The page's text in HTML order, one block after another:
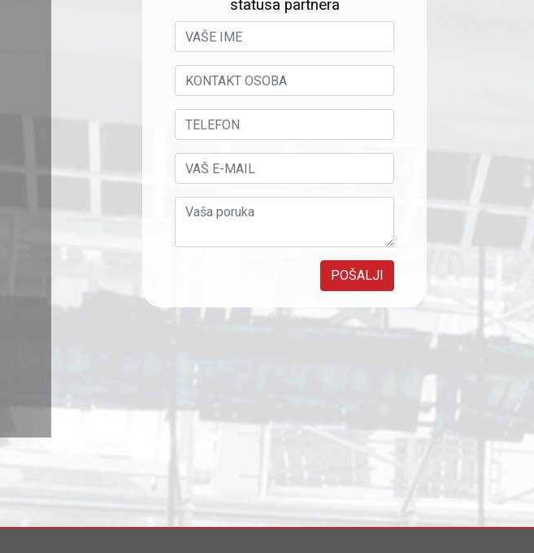
statusa partnera
POŠALJI